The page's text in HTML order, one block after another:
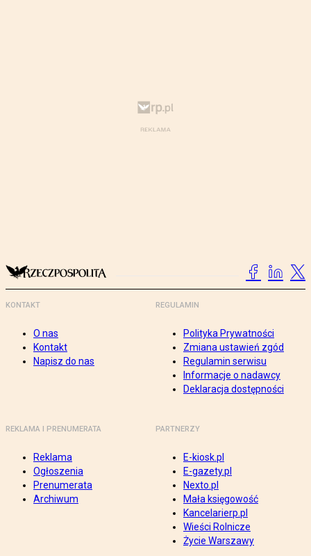
KONTAKT
O nas
Kontakt
Napisz do nas
REGULAMIN
Polityka Prywatności
Zmiana ustawień zgód
Regulamin serwisu
Informacje o nadawcy
Deklaracja dostępności
REKLAMA I PRENUMERATA
Reklama
Ogłoszenia
Prenumerata
Archiwum
PARTNERZY
E-kiosk.pl
E-gazety.pl
Nexto.pl
Mała księgowość
Kancelarierp.pl
Wieści Rolnicze
Życie Warszawy